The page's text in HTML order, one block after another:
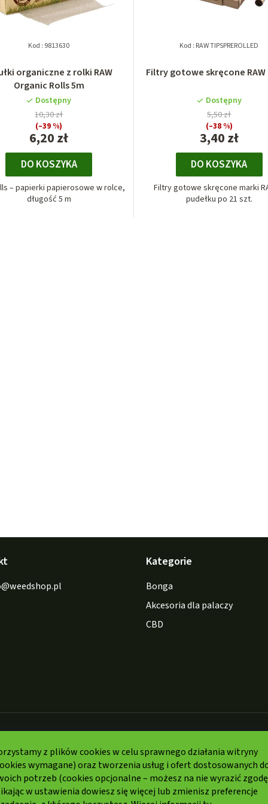
z plików cookies w celu sprawnego działania witryny
wymagane) oraz tworzenia usług i ofert dostosowanych
potrzeb (cookies opcjonalne – możesz na nie wyrazić
w ustawienia dowiesz się więcej lub zmienisz preferencje
organiczne z rolki RAW
Organic Rolls 5m
Dostępny
6,20 zł
10,30 zł
(–39 %)
DO KOSZYKA
– papierki papierosowe w rolce,
długość 5 m
Kod : 9813630
Filtry gotowe skręcone RAW
Dostępny
3,40 zł
5,50 zł
(–38 %)
DO KOSZYKA
Filtry gotowe skręcone marki
pudełku po 21 szt.
Kod : RAW TIPSPREROLLED
@weedshop.pl
Kategorie
Bonga
Akcesoria dla palaczy
CBD
płatności: